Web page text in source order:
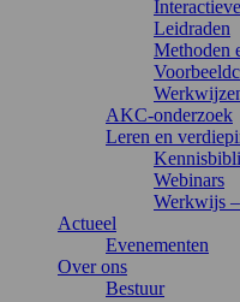
Leidraden
Methoden
AKC-onderzoek
Leren en
Webinars
Werkwijs
Actueel
Evenementen
Over ons
Bestuur